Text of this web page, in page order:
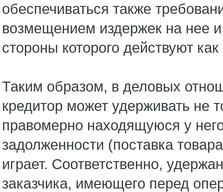
обеспечиваться также
возмещением издержек на нее и
стороны которого действуют
Таким образом, в деловых
кредитор может удерживать не
правомерно находящуюся у
задолженности (поставка
играет. Соответственно,
заказчика, имеющего перед